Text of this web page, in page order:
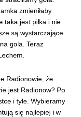
zmieniłaby
taka jest piłka i nie
są wystarczające
gola. Teraz
Radionowie, że
jest Radionow? Po
i tyle. Wybieramy
się najlepiej i w